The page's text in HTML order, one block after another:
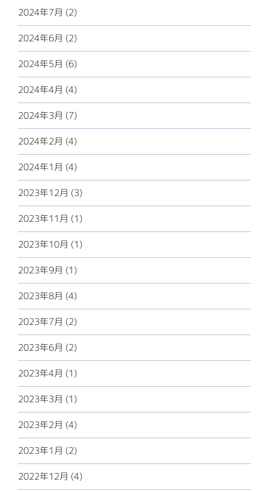
2024年7月 (2)
2024年6月 (2)
2024年5月 (6)
2024年4月 (4)
2024年3月 (7)
2024年2月 (4)
2024年1月 (4)
2023年12月 (3)
2023年11月 (1)
2023年10月 (1)
2023年9月 (1)
2023年8月 (4)
2023年7月 (2)
2023年6月 (2)
2023年4月 (1)
2023年3月 (1)
2023年2月 (4)
2023年1月 (2)
2022年12月 (4)